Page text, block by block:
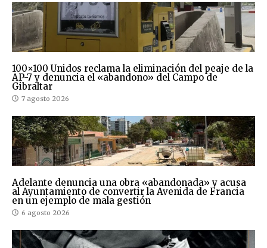
100×100 Unidos reclama la eliminación del peaje de la
AP-7 y denuncia el «abandono» del Campo de
Gibraltar
7 agosto 2026
Adelante denuncia una obra «abandonada» y acusa
al Ayuntamiento de convertir la Avenida de Francia
en un ejemplo de mala gestión
6 agosto 2026